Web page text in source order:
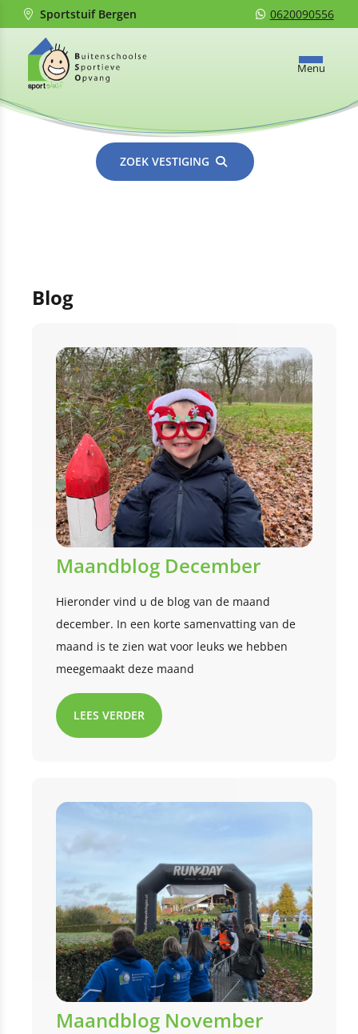
Sportstuif Bergen 0620090556
Menu
ZOEK VESTIGING
Blog
Maandblog December
Hieronder vind u de blog van de maand
december. In een korte samenvatting van de
maand is te zien wat voor leuks we hebben
meegemaakt deze maand
LEES VERDER
Maandblog November